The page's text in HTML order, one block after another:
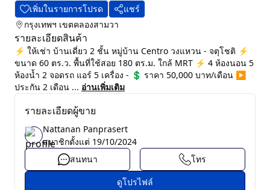
เพิ่มในรายการโปรด
แชร์
กรุงเทพฯ เขตคลองสามวา
รายละเอียดสินค้า
⚡ ให้เช่า บ้านเดี่ยว 2 ชั้น หมู่บ้าน Centro วงแหวน - จตุโชติ ⚡
ขนาด 60 ตร.ว. พื้นที่ใช้สอย 180 ตร.ม. ใกล้ MRT ⚡ 4 ห้องนอน 5
ห้องน้ำ 2 จอดรถ แอร์ 5 เครื่อง - 💲 ราคา 50,000 บาท/เดือน ▶️
ประกัน 2 เดือน ... อ่านเพิ่มเติม
รายละเอียดผู้ขาย
Nattanan Panprasert
สมาชิกตั้งแต่ 19/10/2024
สนทนา
โทร
ดูโปรไฟล์